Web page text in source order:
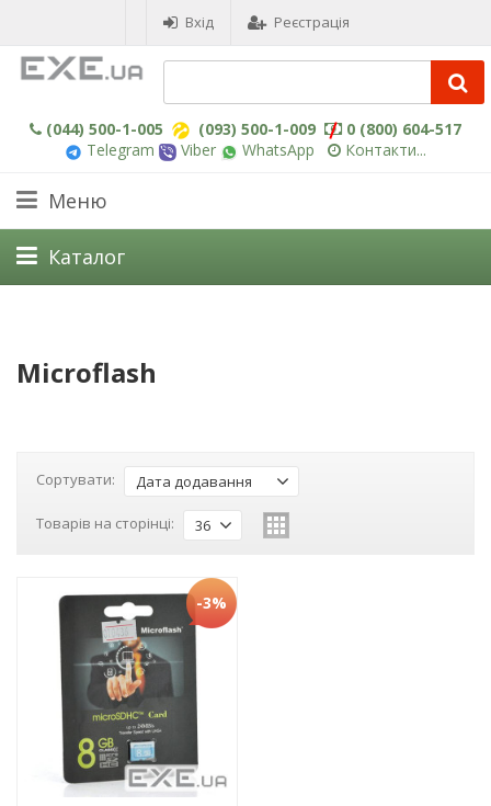
Вхід Реєстрація
(044) 500-1-005 (093) 500-1-009
0 (800) 604-517
Telegram
Viber WhatsApp Контакти...
Меню
Каталог
Microflash
Сортувати: Дата додавання
Товарів на сторінці: 36
-3%